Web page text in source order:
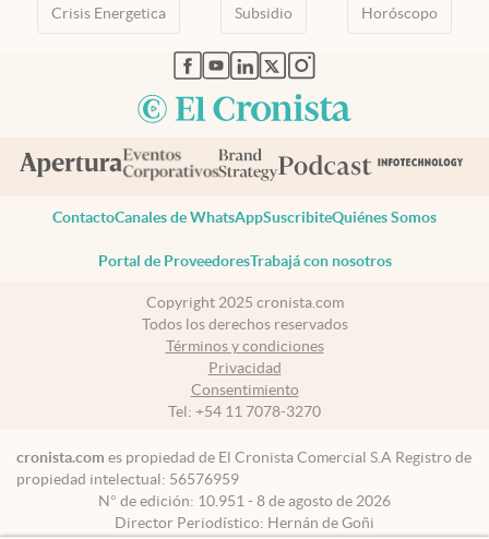
Crisis Energetica Subsidio Horóscopo
abre en nueva pestaña
abre en nueva pestaña
abre en nueva pestaña
abre en nueva pestaña
abre en nueva pestaña
ContactoCanales de WhatsAppSuscribiteQuiénes Somos
Portal de ProveedoresTrabajá con nosotros
Copyright 2025 cronista.com
Todos los derechos reservados
Términos y condiciones
Privacidad
Consentimiento
Tel: +54 11 7078-3270
cronista.com es propiedad de El Cronista Comercial S.A Registro de
propiedad intelectual: 56576959
N° de edición: 10.951 - 8 de agosto de 2026
Director Periodístico: Hernán de Goñi